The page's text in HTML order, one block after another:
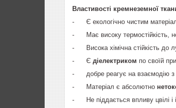
Властивості кремнеземної
- Є екологічно чистим
- Має високу термостійкість,
- Висока хімічна стійкість до
- Є діелектриком по своїй
- добре реагує на взаємодію з
- Матеріал є абсолютно
- Не піддається впливу цвілі і